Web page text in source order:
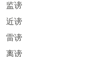
监谤
近谤
雷谤
离谤